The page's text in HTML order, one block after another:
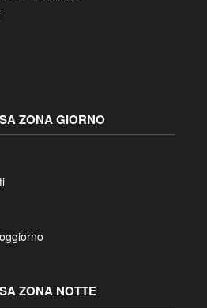
ZONA GIORNO
ZONA NOTTE